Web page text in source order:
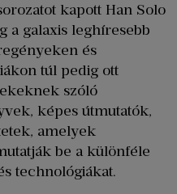
kapott Han Solo
a galaxis leghíresebb
és
túl pedig ott
szóló
képes útmutatók,
amelyek
be a különféle
technológiákat.